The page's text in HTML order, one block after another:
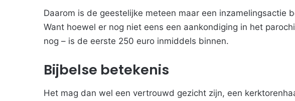
Daarom is de geestelijke meteen maar een inzamelingsactie
Want hoewel er nog niet eens een aankondiging in het
nog – is de eerste 250 euro inmiddels binnen.
Bijbelse betekenis
Het mag dan wel een vertrouwd gezicht zijn, een